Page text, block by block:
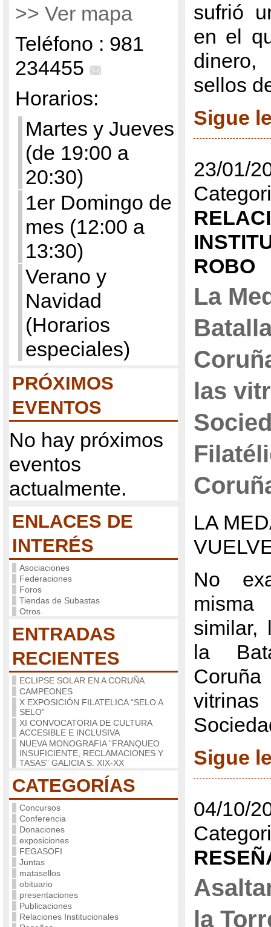
>> Ver mapa
Teléfono : 981
234455
Horarios:
Martes y Jueves
(de 19:00 a
20:30)
1er Domingo de
mes (12:00 a
13:30)
Verano y
Navidad
(Horarios
especiales)
PRÓXIMOS
EVENTOS
No hay próximos
eventos
actualmente.
ENLACES DE
INTERÉS
Asociaciones
Federaciones
Foros
Tiendas de Subastas
Otros
ENTRADAS
RECIENTES
ECLIPSE SOLAR EN A CORUÑA
CAMPEONES
X EXPOSICIÓN FILATELICA “SELO A
SELO”
XI CONVOCATORIA DE CULTURA
ACCESIBLE E INCLUSIVA
NUEVA MONOGRAFIA “FRANQUEO
INSUFICIENTE, RECLAMACIONES Y
TASAS” GALICIA S. XIX-XX
CATEGORÍAS
Concursos
Conferencia
Donaciones
exposiciones
FEGASOFI
Juntas
matasellos
obituario
presentaciones
Publicaciones
Relaciones Institucionales
sufrió
en el
sellos
Sigue
23/01/
ROBO
La
las
LA
No
similar,
la
Sigue
04/10/
la